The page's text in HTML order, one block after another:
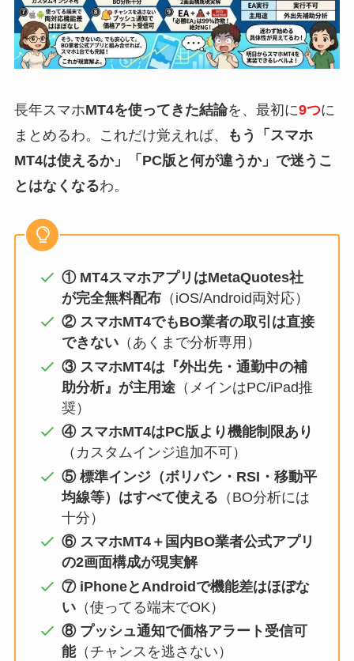
長年スマホMT4を使ってきた結論を、最初に9つに
まとめるわ。これだけ覚えれば、
もう「スマホ
MT4は使えるか」「PC版と何が違うか」で迷うこ
とはなくなるわ。
① MT4スマホアプリはMetaQuotes社
が完全無料配布 （iOS/Android両対応）
② スマホMT4でもBO業者の取引は直接
できない （あくまで分析専用）
③ スマホMT4は『外出先・通勤中の補
助分析』が主用途 （メインはPC/iPad推
奨）
④ スマホMT4はPC版より機能制限あり
（カスタムインジ追加不可）
⑤ 標準インジ（ボリバン・RSI・移動平
均線等）はすべて使える （BO分析には
十分）
⑥ スマホMT4＋国内BO業者公式アプリ
の2画面構成が現実解
⑦ iPhoneとAndroidで機能差はほぼな
い （使ってる端末でOK）
⑧ プッシュ通知で価格アラート受信可
能（チャンスを逃さない）